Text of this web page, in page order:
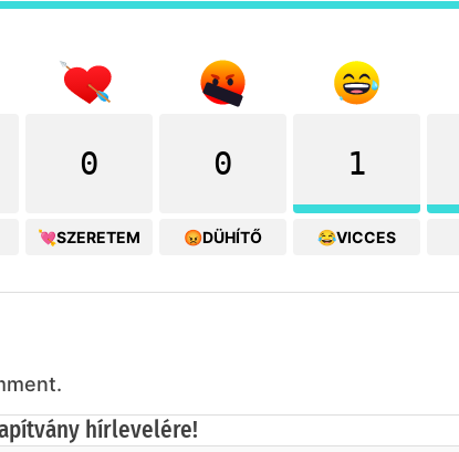
0
💘SZERETEM
0
😡DÜHÍTŐ
1
😂VICCES
hírlevelére!